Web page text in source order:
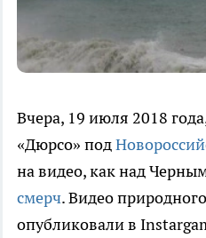
Вчера, 19 июля 2018
«Дюрсо» под
на видео, как над
смерч. Видео
опубликовали в